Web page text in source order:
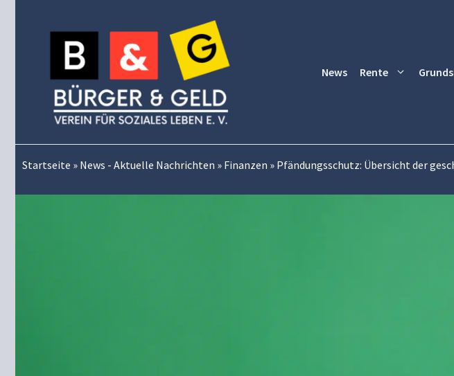
News Rente
Startseite » News - Aktuelle Nachrichten » Finanzen » Pfändungsschutz: Übersicht der